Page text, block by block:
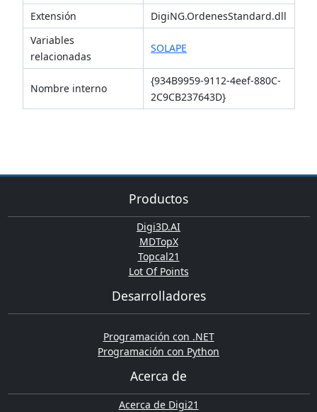
Extensión
DigiNG.OrdenesStandard.dll
Variables
relacionadas
SOLAPE
Nombre interno
{934B9959-9112-4eef-880C-
2C9CB237643D}
Productos
Digi3D.AI
MDTopX
Topcal21
Lot Of Points
Desarrolladores
Programación con .NET
Programación con Python
Acerca de
Acerca de Digi21